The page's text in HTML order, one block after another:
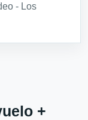
- Los
+